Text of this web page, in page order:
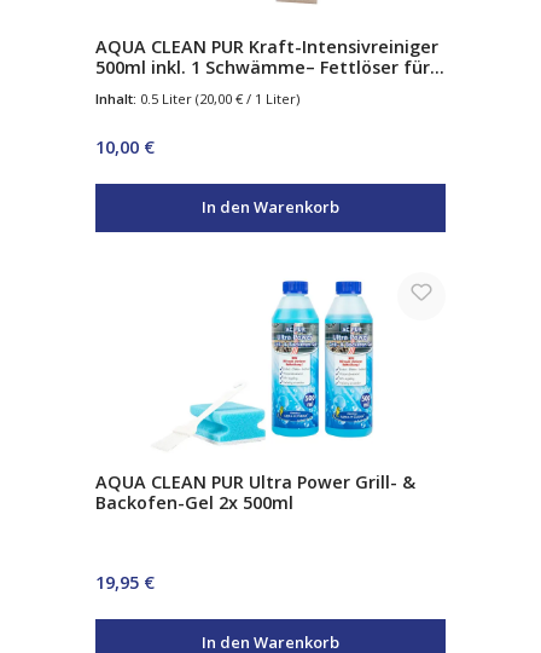
AQUA CLEAN PUR Kraft-Intensivreiniger
500ml inkl. 1 Schwämme– Fettlöser für
Edelstahl & Kunststoff
Inhalt: 0.5 Liter (20,00 € / 1 Liter)
Regulärer Preis:
10,00 €
In den Warenkorb
AQUA CLEAN PUR Ultra Power Grill- &
Backofen-Gel 2x 500ml
Regulärer Preis:
19,95 €
In den Warenkorb